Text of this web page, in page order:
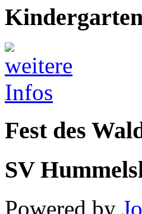
Fest des
SV
Powered by